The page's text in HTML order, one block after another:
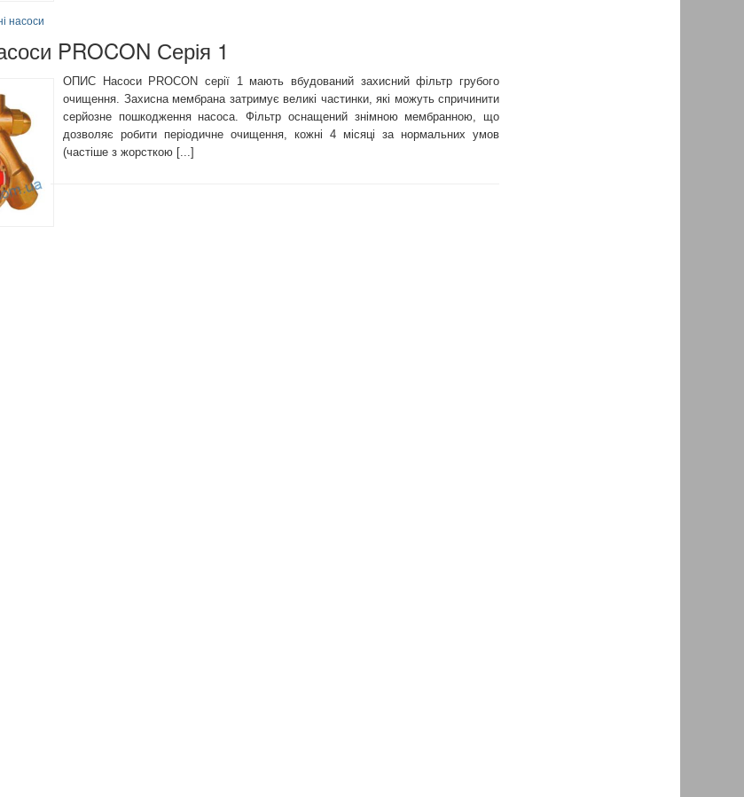
насоси
PROCON Серія 1
ОПИС Насоси PROCON серії 1 мають вбудований захисний фільтр грубого
очищення. Захисна мембрана затримує великі частинки, які можуть спричинити
серйозне пошкодження насоса. Фільтр оснащений знімною мембранною, що
дозволяє робити періодичне очищення, кожні 4 місяці за нормальних умов
(частіше з жорсткою [...]